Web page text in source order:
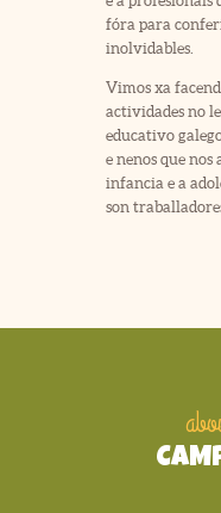
fóra para
inolvidables.
Vimos xa
actividades no
educativo
e nenos que
infancia e a
son